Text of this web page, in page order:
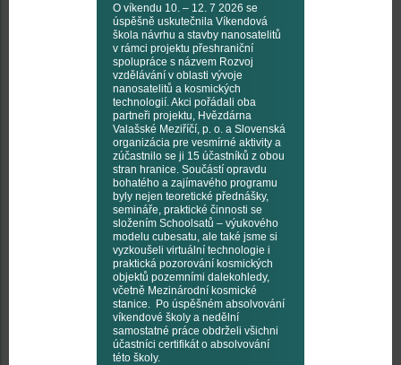
O víkendu 10. – 12. 7 2026 se
úspěšně uskutečnila Víkendová
škola návrhu a stavby nanosatelitů
v rámci projektu přeshraniční
spolupráce s názvem Rozvoj
vzdělávání v oblasti vývoje
nanosatelitů a kosmických
technologií. Akci pořádali oba
partneři projektu, Hvězdárna
Valašské Meziříčí, p. o. a Slovenská
organizácia pre vesmírné aktivity a
zúčastnilo se ji 15 účastníků z obou
stran hranice. Součástí opravdu
bohatého a zajímavého programu
byly nejen teoretické přednášky,
semináře, praktické činnosti se
složením Schoolsatů – výukového
modelu cubesatu, ale také jsme si
vyzkoušeli virtuální technologie i
praktická pozorování kosmických
objektů pozemními dalekohledy,
včetně Mezinárodní kosmické
stanice. Po úspěšném absolvování
víkendové školy a nedělní
samostatné práce obdrželi všichni
účastníci certifikát o absolvování
této školy.